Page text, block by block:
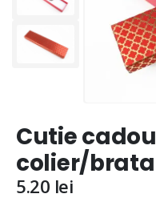
Cutie
colier/
5.20 lei